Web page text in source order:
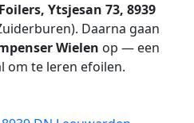
Ytsjesan 73, 8939
Daarna gaan
Wielen op — een
om te leren efoilen.